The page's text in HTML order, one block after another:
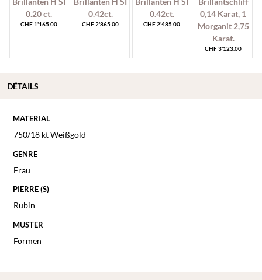
CHF 1'165.00 CHF2'865.00 CHF2'485.00
CHF3'123.00
MATERIAL
750/18 kt Weißgold
GENRE
Frau
PIERRE (S)
Rubin
MUSTER
Formen
DÉTAILS